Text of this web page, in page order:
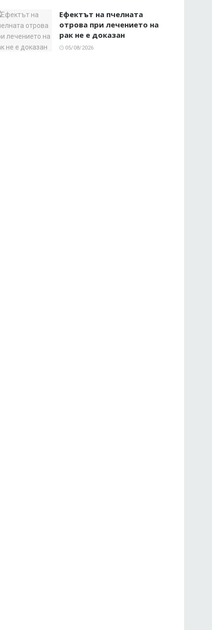
Ефектът на пчелната
отрова при лечението на
рак не е доказан
05/08/2026